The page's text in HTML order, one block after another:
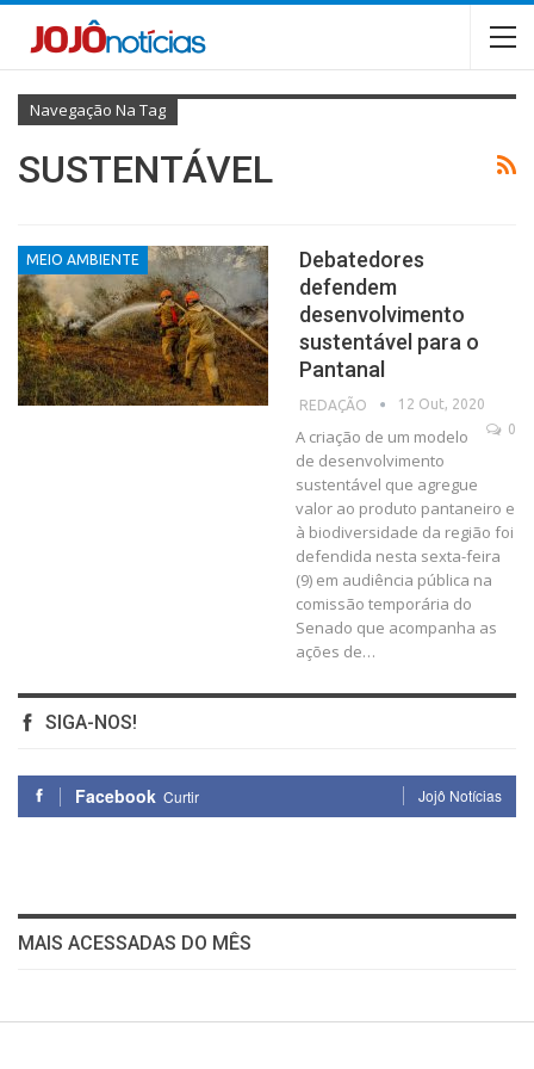
Navegação Na Tag
SUSTENTÁVEL
MEIO AMBIENTE
Debatedores
defendem
desenvolvimento
sustentável para o
Pantanal
REDAÇÃO
12 Out, 2020
0
A criação de um modelo
de desenvolvimento
sustentável que agregue
valor ao produto pantaneiro e
à biodiversidade da região foi
defendida nesta sexta-feira
(9) em audiência pública na
comissão temporária do
Senado que acompanha as
ações de…
SIGA-NOS!
Facebook Curtir Jojô Notícias
MAIS ACESSADAS DO MÊS